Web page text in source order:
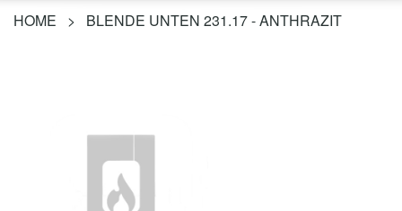
HOME > BLENDE UNTEN 231.17 - ANTHRAZIT